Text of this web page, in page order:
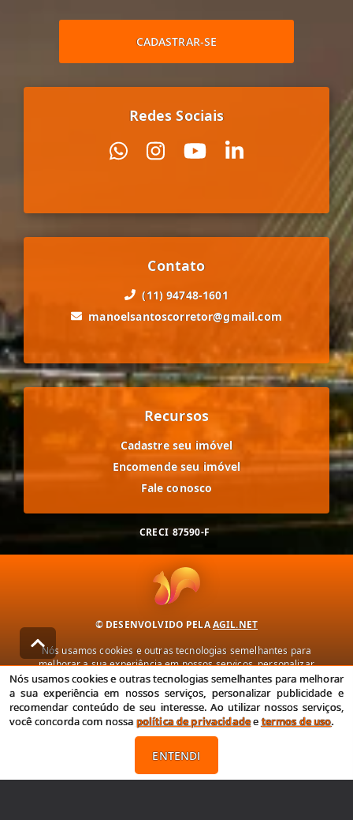
CADASTRAR-SE
Redes Sociais
Contato
(11) 94748-1601
manoelsantoscorretor@gmail.com
Recursos
Cadastre seu imóvel
Encomende seu imóvel
Fale conosco
CRECI 87590-F
© DESENVOLVIDO PELAAGIL.NET
Nós usamos cookies e outras tecnologias semelhantes para
melhorar a sua experiência em nossos serviços, personalizar
publicidade e recomendar conteúdo de seu interesse. Ao utilizar
nossos serviços, você concorda com nossa política de privacidade e
termos de uso.
Política de Privacidade Termos de uso
Nós usamos cookies e outras tecnologias semelhantes para melhorar
a sua experiência em nossos serviços, personalizar publicidade e
recomendar conteúdo de seu interesse. Ao utilizar nossos serviços,
você concorda com nossa política de privacidadeetermos de uso.
ENTENDI